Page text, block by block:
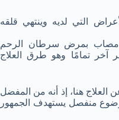
التي لديه وينتهي قلقه
مصاب بمرض سرطان الرحم
آخر تمامًا وهو طرق العلاج
هنا، إذ أنه من المفضل
منفصل يستهدف الجمهور